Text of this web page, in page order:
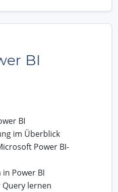
BI
BI
im Überblick
Power BI-
Power BI
Query lernen